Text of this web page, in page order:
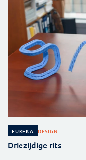
EUREKA DESIGN
Driezijdige rits